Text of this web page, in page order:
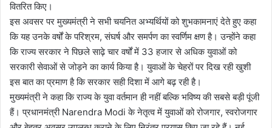
वितरित किए।
इस अवसर पर मुख्यमंत्री ने सभी चयनित अभ्यर्थियों को शुभकामनाएं देते हुए कहा
कि यह उनके वर्षों के परिश्रम, संघर्ष और समर्पण का स्वर्णिम क्षण है। उन्होंने कहा
कि राज्य सरकार ने पिछले साढ़े चार वर्षों में 33 हजार से अधिक युवाओं को
सरकारी सेवाओं से जोड़ने का कार्य किया है। युवाओं के चेहरों पर दिख रही खुशी
इस बात का प्रमाण है कि सरकार सही दिशा में आगे बढ़ रही है।
मुख्यमंत्री ने कहा कि राज्य के युवा वर्तमान ही नहीं बल्कि भविष्य की सबसे बड़ी पूंजी
हैं। प्रधानमंत्री Narendra Modi के नेतृत्व में युवाओं को रोजगार, स्वरोजगार